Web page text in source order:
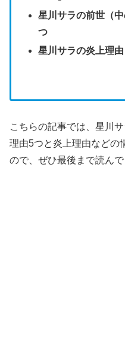
星川サラの前世（
つ
星川サラの炎上理由
こちらの記事では、星川
理由5つと炎上理由などの
ので、ぜひ最後まで読んで